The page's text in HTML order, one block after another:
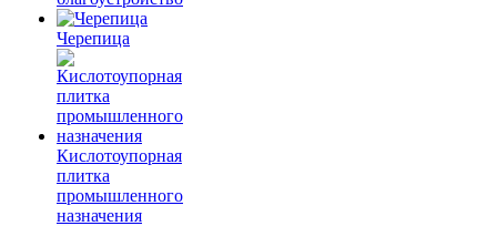
Черепица
Кислотоупорная
плитка
промышленного
назначения